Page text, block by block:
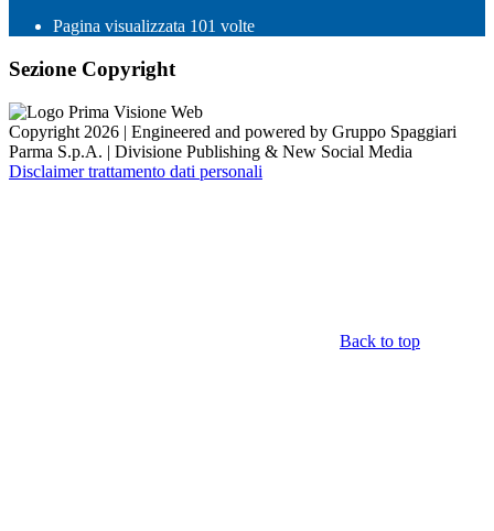
Pagina visualizzata 101 volte
Sezione Copyright
Copyright 2026 | Engineered and powered by Gruppo Spaggiari
Parma S.p.A. | Divisione Publishing & New Social Media
Disclaimer trattamento dati personali
Back to top